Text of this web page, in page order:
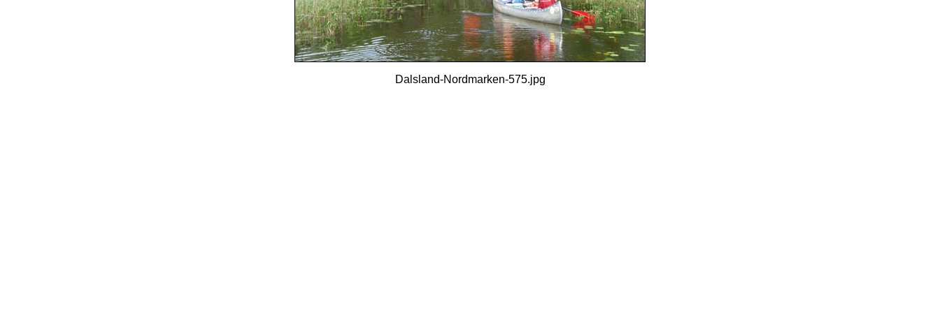
Dalsland-Nordmarken-575.jpg